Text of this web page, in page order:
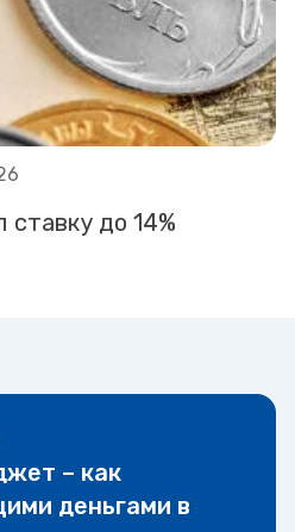
ставку до 14%
– как
деньгами в